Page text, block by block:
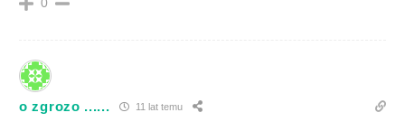
o zgrozo ...... 11 lat temu